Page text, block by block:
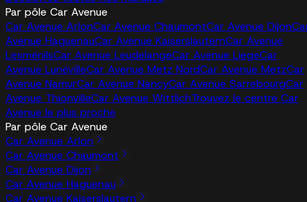
Par pôle Car Avenue
Car Avenue ArlonCar Avenue ChaumontCar Avenue Dijon
Avenue HaguenauCar Avenue KaiserslauternCar Avenue
LesménilsCar Avenue LeudelangeCar Avenue LiegeCar
Avenue LunévilleCar Avenue Metz NordCar Avenue MetzCar
Avenue NamurCar Avenue NancyCar Avenue SarrebourgCar
Avenue ThionvilleCar Avenue WittlichTrouvez le centre Car
Avenue le plus proche
Par pôle Car Avenue
Car Avenue Arlon
Car Avenue Chaumont
Car Avenue Dijon
Car Avenue Haguenau
Car Avenue Kaiserslautern